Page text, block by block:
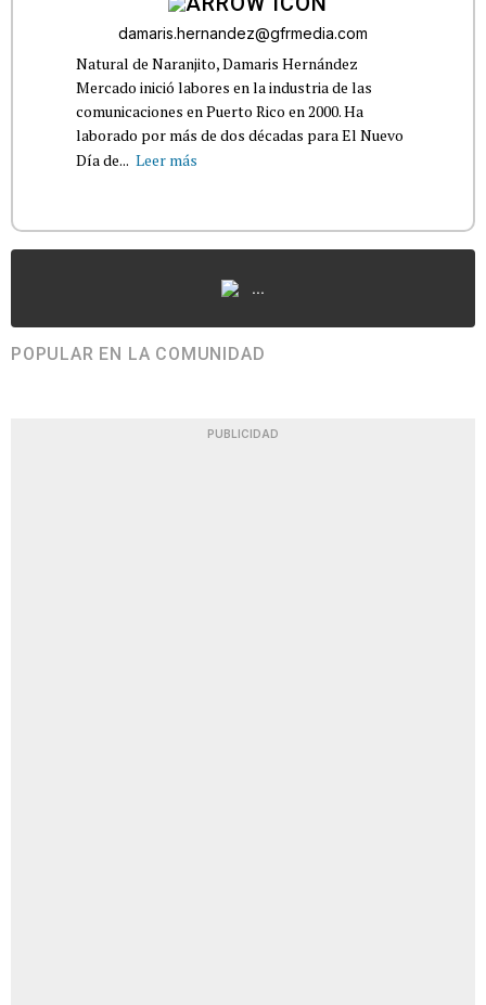
damaris.hernandez@gfrmedia.com
Natural de Naranjito, Damaris Hernández
Mercado inició labores en la industria de las
comunicaciones en Puerto Rico en 2000. Ha
laborado por más de dos décadas para El Nuevo
Día de... Leer más
...
POPULAR EN LA COMUNIDAD
PUBLICIDAD